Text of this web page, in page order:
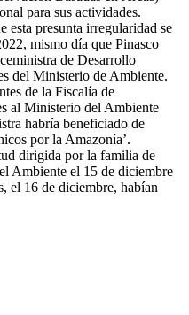
para sus actividades.
esta presunta irregularidad se
mismo día que Pinasco
de Desarrollo
del Ministerio de Ambiente.
de la Fiscalía de
al Ministerio del Ambiente
habría beneficiado de
por la Amazonía’.
dirigida por la familia de
Ambiente el 15 de diciembre
el 16 de diciembre, habían